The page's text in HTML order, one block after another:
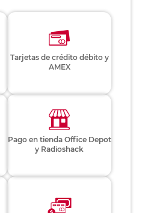
Tarjetas de crédito débito y
AMEX
Pago en tienda Office Depot
y Radioshack